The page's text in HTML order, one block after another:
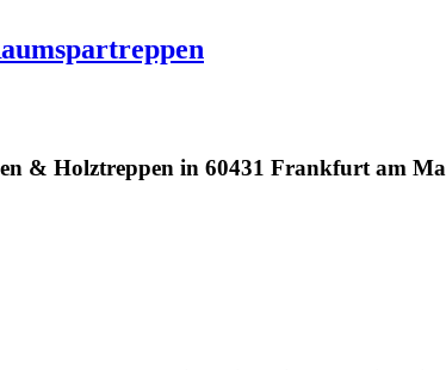
& Holztreppen in 60431 Frankfurt am